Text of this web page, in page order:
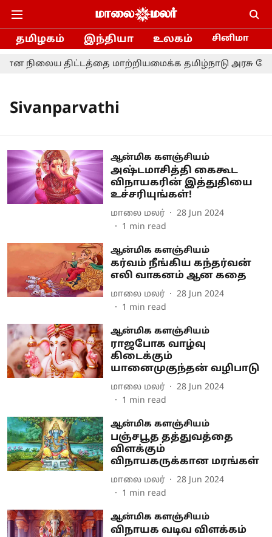
தமிழகம் இந்தியா உலகம் சினிமா
நிலைய திட்டத்தை மாற்றியமைக்க தமிழ்நாடு அரசு
Sivanparvathi
ஆன்மிக களஞ்சியம்
அஷ்டமாசித்தி கைகூட
விநாயகரின் இத்துதியை
உச்சரியுங்கள்!
மாலை மலர்
28 Jun 2024
1 min read
ஆன்மிக களஞ்சியம்
கர்வம் நீங்கிய கந்தர்வன்
எலி வாகனம் ஆன கதை
மாலை மலர்
28 Jun 2024
1 min read
ஆன்மிக களஞ்சியம்
ராஜபோக வாழ்வு
கிடைக்கும்
யானைமுகுந்தன் வழிபாடு
மாலை மலர்
28 Jun 2024
1 min read
ஆன்மிக களஞ்சியம்
பஞ்சபூத தத்துவத்தை
விளக்கும்
விநாயகருக்கான மரங்கள்
மாலை மலர்
28 Jun 2024
1 min read
ஆன்மிக களஞ்சியம்
விநாயக வடிவ விளக்கம்